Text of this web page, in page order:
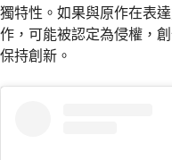
獨特性。如果與原作在表
作，可能被認定為侵權，
保持創新。